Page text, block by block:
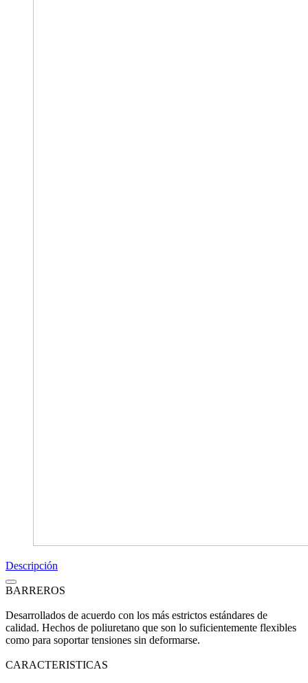
Descripción
BARREROS
Desarrollados de acuerdo con los más estrictos estándares de
calidad. Hechos de poliuretano que son lo suficientemente flexibles
como para soportar tensiones sin deformarse.
CARACTERISTICAS